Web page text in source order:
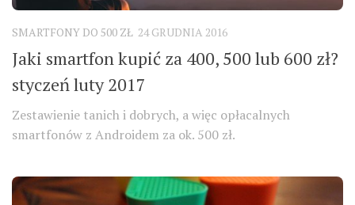
SMARTFONY DO 500 ZŁ 24 GRUDNIA 2016
Jaki smartfon kupić za 400, 500 lub 600 zł?
styczeń luty 2017
Zestawienie tanich i dobrych, a więc opłacalnych
smartfonów z Androidem za ok. 500 zł.